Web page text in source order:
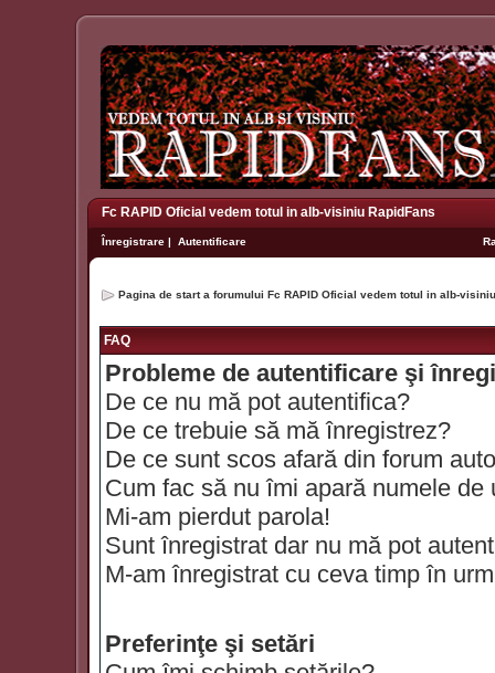
Fc RAPID Oficial vedem totul in alb-visiniu RapidFans
Înregistrare | Autentificare
Pagina de start a forumului Fc RAPID Oficial vedem totul in alb-
FAQ
Probleme de autentificare şi
De ce nu mă pot autentifica?
De ce trebuie să mă înregistrez?
De ce sunt scos afară din forum
Cum fac să nu îmi apară numele
Mi-am pierdut parola!
Sunt înregistrat dar nu mă pot
M-am înregistrat cu ceva timp în
Preferinţe şi setări